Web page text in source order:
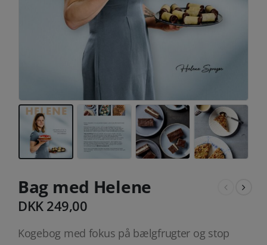
Bag med Helene
DKK249,00
Kogebog med fokus på bælgfrugter og stop